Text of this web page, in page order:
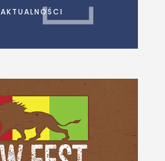
AKTUALNOŚCI